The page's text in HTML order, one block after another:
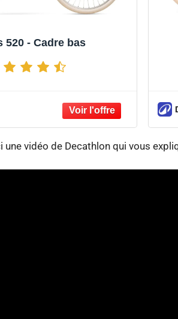
520 - Cadre bas
une vidéo de Decathlon qui vous